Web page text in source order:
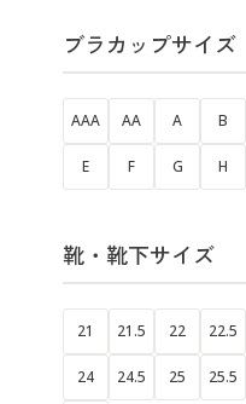
ブラカップサイズ
AAA AA A B
E F G H
靴・靴下サイズ
21 21.5 22 22.5
24 24.5 25 25.5